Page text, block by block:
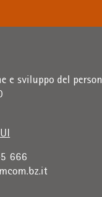
e sviluppo del
666